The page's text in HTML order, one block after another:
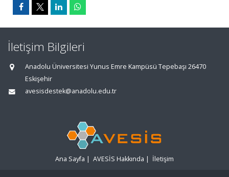
İletişim Bilgileri
Anadolu Üniversitesi Yunus Emre Kampüsü Tepebaşı 26470
Eskişehir
avesisdestek@anadolu.edu.tr
Ana Sayfa | AVESİS Hakkında | İletişim